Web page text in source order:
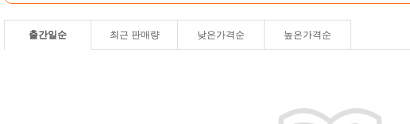
출간일순 최근 판매량 낮은가격순 높은가격순